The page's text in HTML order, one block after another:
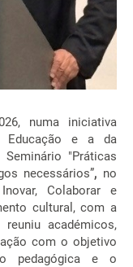
numa iniciativa
Educação e a da
"Práticas
necessários”, no
Colaborar e
cultural, com a
académicos,
com o objetivo
pedagógica e o